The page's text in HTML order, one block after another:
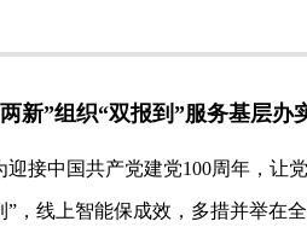
新”组织“双报到”服务基层办
迎接中国共产党建党100周年，让
”，线上智能保成效，多措并举在